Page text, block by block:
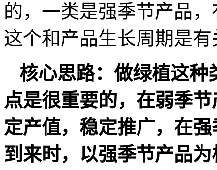
的，一类是强季节产品
这个和产品生长周期是有
核心思路：做绿植这种
点是很重要的，在弱季
定产值，稳定推广，在
到来时，以强季节产品